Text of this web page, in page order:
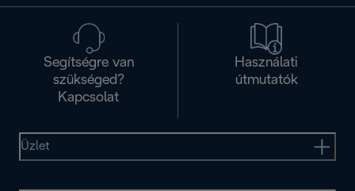
Segítségre van
szükséged?
Kapcsolat
Használati
útmutatók
Üzlet